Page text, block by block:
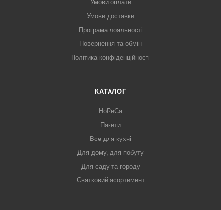
Умови оплати
Умови доставки
Програма лояльності
Повернення та обмін
Політика конфіденційності
КАТАЛОГ
HoReCa
Пакети
Все для кухні
Для дому, для побуту
Для саду та городу
Святковий асортимент